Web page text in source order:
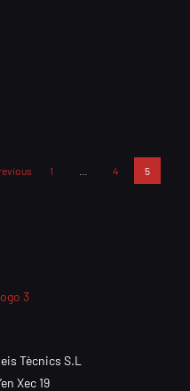
1 4 5
Tècnics S.L
Xec 19